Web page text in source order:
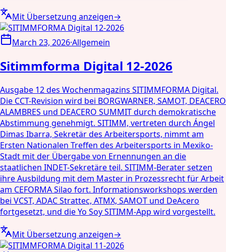
Mit Übersetzung anzeigen→
March 23, 2026·Allgemein
Sitimmforma Digital 12-2026
Ausgabe 12 des Wochenmagazins SITIMMFORMA Digital.
Die CCT-Revision wird bei BORGWARNER, SAMOT, DEACERO
ALAMBRES und DEACERO SUMMIT durch demokratische
Abstimmung genehmigt. SITIMM, vertreten durch Ángel
Dimas Ibarra, Sekretär des Arbeitersports, nimmt am
Ersten Nationalen Treffen des Arbeitersports in Mexiko-
Stadt mit der Übergabe von Ernennungen an die
staatlichen INDET-Sekretäre teil. SITIMM-Berater setzen
ihre Ausbildung mit dem Master in Prozessrecht für Arbeit
am CEFORMA Silao fort. Informationsworkshops werden
bei VCST, ADAC Strattec, ATMX, SAMOT und DeAcero
fortgesetzt, und die Yo Soy SITIMM-App wird vorgestellt.
Mit Übersetzung anzeigen→